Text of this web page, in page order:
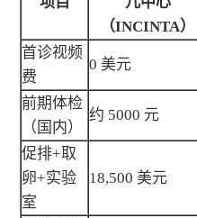
（INCINTA）
首诊视频
费
0 美元
前期体检
（国内）
约 5000 元
促排+取
卵+实验
室
18,500 美元